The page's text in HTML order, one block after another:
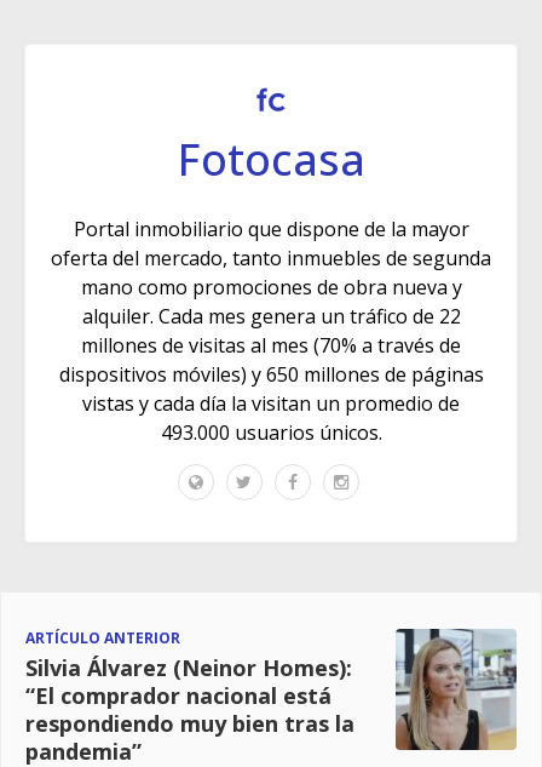
Fotocasa
Portal inmobiliario que dispone de la mayor
oferta del mercado, tanto inmuebles de segunda
mano como promociones de obra nueva y
alquiler. Cada mes genera un tráfico de 22
millones de visitas al mes (70% a través de
dispositivos móviles) y 650 millones de páginas
vistas y cada día la visitan un promedio de
493.000 usuarios únicos.
ARTÍCULO ANTERIOR
Silvia Álvarez (Neinor Homes):
“El comprador nacional está
respondiendo muy bien tras la
pandemia”